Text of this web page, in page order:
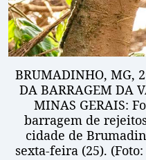
BRUMADINHO, MG,
DA BARRAGEM DA
MINAS GERAIS:
barragem de
cidade de
sexta-feira (25).